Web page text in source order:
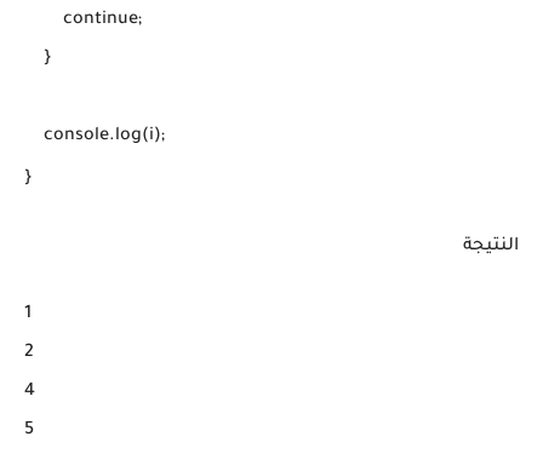
        continue;
    }
    console.log(i);
}
النتيجة
1
2
4
5